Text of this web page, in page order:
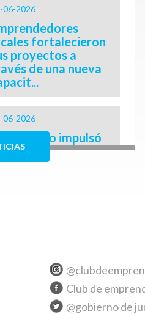
06-2026
fortalecieron
proyectos a
de una nueva
06-2026
Municipio impulsó
nuevo encuentro
"Empresarios que
a
de una
para
la
Club de
@gobierno de